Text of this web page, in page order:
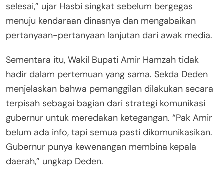
selesai,” ujar Hasbi singkat sebelum bergegas
menuju kendaraan dinasnya dan mengabaikan
pertanyaan-pertanyaan lanjutan dari awak media.
Sementara itu, Wakil Bupati Amir Hamzah tidak
hadir dalam pertemuan yang sama. Sekda Deden
menjelaskan bahwa pemanggilan dilakukan secara
terpisah sebagai bagian dari strategi komunikasi
gubernur untuk meredakan ketegangan. “Pak Amir
belum ada info, tapi semua pasti dikomunikasikan.
Gubernur punya kewenangan membina kepala
daerah,” ungkap Deden.